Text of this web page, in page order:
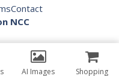
NCC
Contact
AI Images Shopping